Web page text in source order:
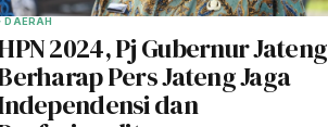
DAERAH
2024, Pj Gubernur Jateng
Pers Jateng Jaga
dan